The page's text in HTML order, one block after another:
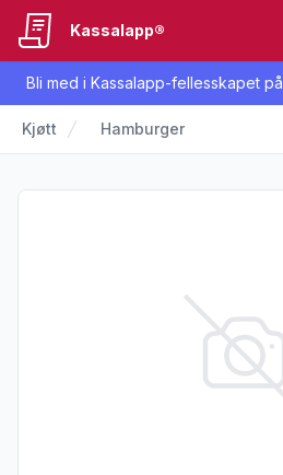
Bli med i Kassalapp-fellesskapet på
Kassalapp®
Kjøtt Hamburger